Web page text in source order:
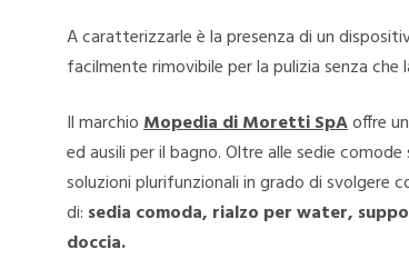
A caratterizzarle è la presenza di un
facilmente rimovibile per la pulizia senza
Il marchioMopedia di Moretti SpAoffre
ed ausili per il bagno. Oltre alle sedie
soluzioni plurifunzionali in grado di svolgere
di: sedia comoda, rialzo per water,
doccia.